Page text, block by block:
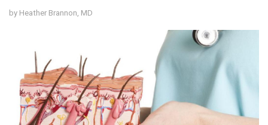
by Heather Brannon, MD